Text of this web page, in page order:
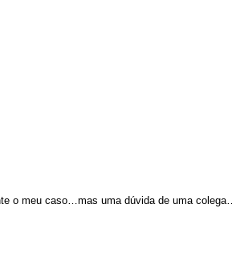
o meu caso…mas uma dúvida de uma colega…